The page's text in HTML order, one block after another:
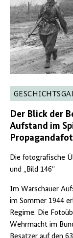
Der Blick der
Aufstand im
Die fotografische
und „Bild 146“
Im Warschauer
im Sommer 1944
Regime. Die
Wehrmacht im